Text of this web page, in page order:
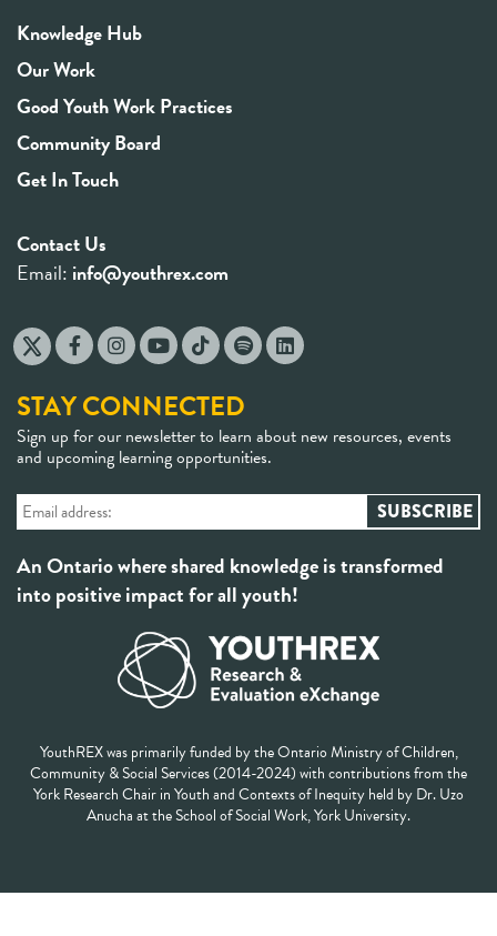
Knowledge Hub
Our Work
Good Youth Work Practices
Community Board
Get In Touch
Contact Us
Email: info@youthrex.com
STAY CONNECTED
Sign up for our newsletter to learn about new resources, events
and upcoming learning opportunities.
An Ontario where shared knowledge is transformed
into positive impact for all youth!
YouthREX was primarily funded by the Ontario Ministry of Children,
Community & Social Services (2014-2024) with contributions from the
York Research Chair in Youth and Contexts of Inequity held by Dr. Uzo
Anucha at the School of Social Work, York University.